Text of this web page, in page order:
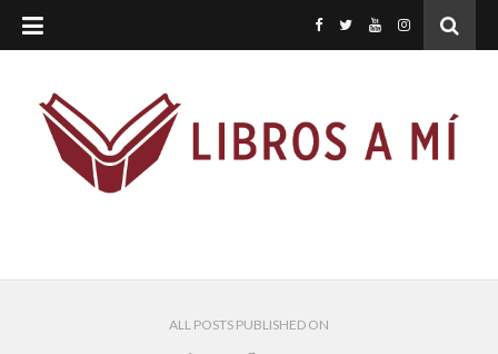
ALL POSTS PUBLISHED ON